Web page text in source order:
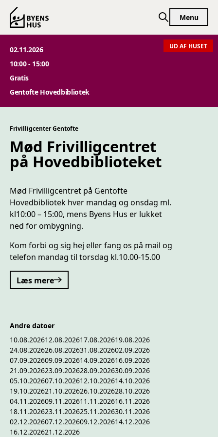
Spring til indhold
Menu
Frivilligcenter Gentofte
Mød Frivilligcentret
på Hovedbiblioteket
Mød Frivilligcentret på Gentofte
Hovedbibliotek hver mandag og onsdag ml.
kl10:00 – 15:00, mens Byens Hus er lukket
ned for ombygning.
Kom forbi og sig hej eller fang os på mail og
telefon mandag til torsdag kl.10.00-15.00
Læs mere
Andre datoer
10.08.202612.08.202617.08.202619.08.2026
24.08.202626.08.202631.08.202602.09.2026
07.09.202609.09.202614.09.202616.09.2026
21.09.202623.09.202628.09.202630.09.2026
05.10.202607.10.202612.10.202614.10.2026
19.10.202621.10.202626.10.202628.10.2026
04.11.202609.11.202611.11.202616.11.2026
18.11.202623.11.202625.11.202630.11.2026
02.12.202607.12.202609.12.202614.12.2026
16.12.202621.12.2026
UD AF HUSET
02.11.2026
10:00 - 15:00
Gratis
Gentofte Hovedbibliotek